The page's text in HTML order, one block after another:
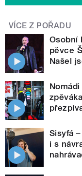
VÍCE Z POŘADU
Osobní
pěvce
Našel
Sisyfá
i s